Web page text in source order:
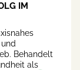
IM
Behandelt
als